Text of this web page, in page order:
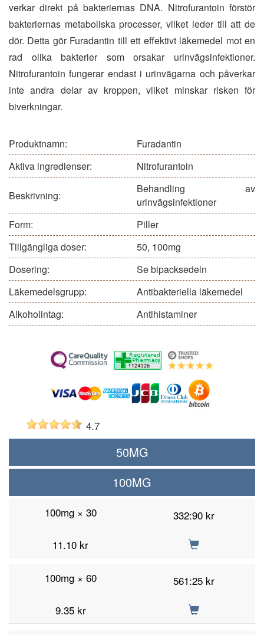
verkar direkt på bakteriernas DNA. Nitrofurantoin förstör
bakteriernas metaboliska processer, vilket leder till att de
dör. Detta gör Furadantin till ett effektivt läkemedel mot en
rad olika bakterier som orsakar urinvägsinfektioner.
Nitrofurantoin fungerar endast i urinvägarna och påverkar
inte andra delar av kroppen, vilket minskar risken för
biverkningar.
Produktnamn:
Furadantin
Aktiva ingredienser:
Nitrofurantoin
Beskrivning:
Behandling av
urinvägsinfektioner
Form:
Piller
Tillgängliga doser:
50, 100mg
Dosering:
Se bipacksedeln
Läkemedelsgrupp:
Antibakteriella läkemedel
Alkoholintag:
Antihistaminer
4.7
50MG
100MG
100mg × 30
332:90 kr
11.10 kr
100mg × 60
561:25 kr
9.35 kr